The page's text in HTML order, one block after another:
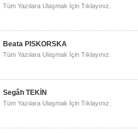
Tüm Yazılara Ulaşmak İçin Tıklayınız.
Beata PISKORSKA
Tüm Yazılara Ulaşmak İçin Tıklayınız.
Segâh TEKİN
Tüm Yazılara Ulaşmak İçin Tıklayınız.